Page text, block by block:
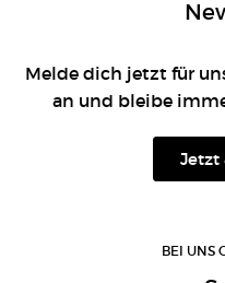
Melde dich jetzt für
an und bleibe
Jetzt
BEI UNS